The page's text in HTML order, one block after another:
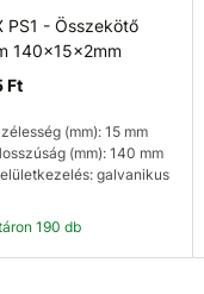
PS1 - Összekötő
140x15x2mm
Ft
(mm): 15 mm
(mm): 140 mm
galvanikus
190 db